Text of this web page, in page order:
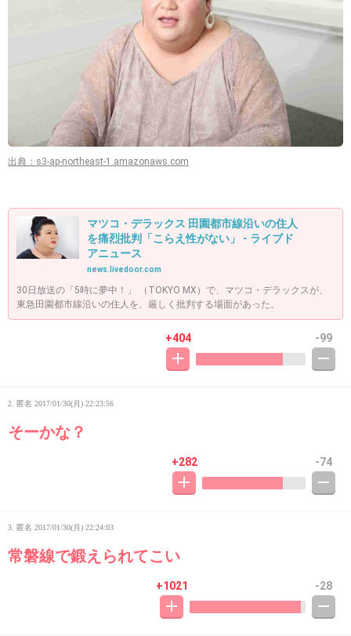
出典：s3-ap-northeast-1.amazonaws.com
マツコ・デラックス 田園都市線沿いの住人
を痛烈批判「こらえ性がない」 - ライブド
アニュース
news.livedoor.com
30日放送の「5時に夢中！」 （TOKYO MX）で、マツコ・デラックスが、
東急田園都市線沿いの住人を、厳しく批判する場面があった。
+404 -99
2. 匿名 2017/01/30(月) 22:23:56
そーかな？
+282 -74
3. 匿名 2017/01/30(月) 22:24:03
常磐線で鍛えられてこい
+1021 -28